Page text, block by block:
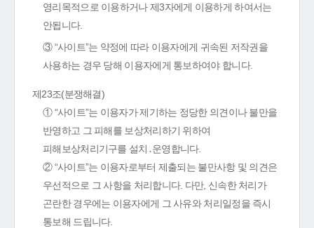
영리목적으로 이용하거나 제3자에게 이용하게 하여서는
안됩니다.
③ “사이트”는 약정에 따라 이용자에게 귀속된 저작권을
사용하는 경우 당해 이용자에게 통보하여야 합니다.
제23조(분쟁해결)
① “사이트”는 이용자가 제기하는 정당한 의견이나 불만을
반영하고 그 피해를 보상처리하기 위하여
피해보상처리기구를 설치․운영합니다.
② “사이트”는 이용자로부터 제출되는 불만사항 및 의견은
우선적으로 그 사항을 처리합니다. 다만, 신속한 처리가
곤란한 경우에는 이용자에게 그 사유와 처리일정을 즉시
통보해 드립니다.